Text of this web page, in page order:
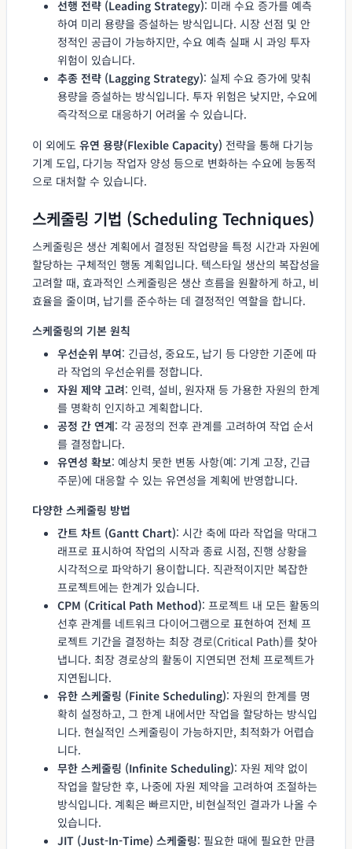
선행 전략 (Leading Strategy): 미래 수요 증가를 예측
하여 미리 용량을 증설하는 방식입니다. 시장 선점 및 안
정적인 공급이 가능하지만, 수요 예측 실패 시 과잉 투자
위험이 있습니다.
추종 전략 (Lagging Strategy): 실제 수요 증가에 맞춰
용량을 증설하는 방식입니다. 투자 위험은 낮지만, 수요에
즉각적으로 대응하기 어려울 수 있습니다.
이 외에도 유연 용량(Flexible Capacity) 전략을 통해 다기능
기계 도입, 다기능 작업자 양성 등으로 변화하는 수요에 능동적
으로 대처할 수 있습니다.
스케줄링 기법 (Scheduling Techniques)
스케줄링은 생산 계획에서 결정된 작업량을 특정 시간과 자원에
할당하는 구체적인 행동 계획입니다. 텍스타일 생산의 복잡성을
고려할 때, 효과적인 스케줄링은 생산 흐름을 원활하게 하고, 비
효율을 줄이며, 납기를 준수하는 데 결정적인 역할을 합니다.
스케줄링의 기본 원칙
우선순위 부여: 긴급성, 중요도, 납기 등 다양한 기준에 따
라 작업의 우선순위를 정합니다.
자원 제약 고려: 인력, 설비, 원자재 등 가용한 자원의 한계
를 명확히 인지하고 계획합니다.
공정 간 연계: 각 공정의 전후 관계를 고려하여 작업 순서
를 결정합니다.
유연성 확보: 예상치 못한 변동 사항(예: 기계 고장, 긴급
주문)에 대응할 수 있는 유연성을 계획에 반영합니다.
다양한 스케줄링 방법
간트 차트 (Gantt Chart): 시간 축에 따라 작업을 막대그
래프로 표시하여 작업의 시작과 종료 시점, 진행 상황을
시각적으로 파악하기 용이합니다. 직관적이지만 복잡한
프로젝트에는 한계가 있습니다.
CPM (Critical Path Method): 프로젝트 내 모든 활동의
선후 관계를 네트워크 다이어그램으로 표현하여 전체 프
로젝트 기간을 결정하는 최장 경로(Critical Path)를 찾아
냅니다. 최장 경로상의 활동이 지연되면 전체 프로젝트가
지연됩니다.
유한 스케줄링 (Finite Scheduling): 자원의 한계를 명
확히 설정하고, 그 한계 내에서만 작업을 할당하는 방식입
니다. 현실적인 스케줄링이 가능하지만, 최적화가 어렵습
니다.
무한 스케줄링 (Infinite Scheduling): 자원 제약 없이
작업을 할당한 후, 나중에 자원 제약을 고려하여 조절하는
방식입니다. 계획은 빠르지만, 비현실적인 결과가 나올 수
있습니다.
JIT (Just-In-Time) 스케줄링: 필요한 때에 필요한 만큼